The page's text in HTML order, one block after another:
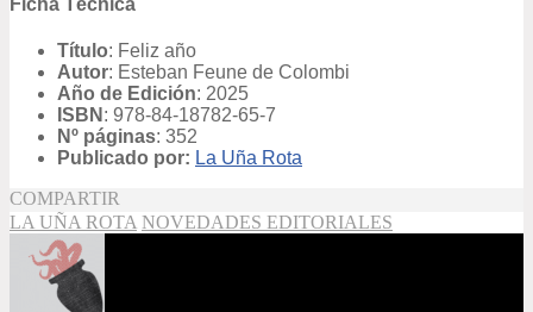
Ficha Técnica
Título: Feliz año
Autor: Esteban Feune de Colombi
Año de Edición: 2025
ISBN : 978-84-18782-65-7
Nº páginas: 352
Publicado por: La Uña Rota
COMPARTIR
LA UÑA ROTA NOVEDADES EDITORIALES